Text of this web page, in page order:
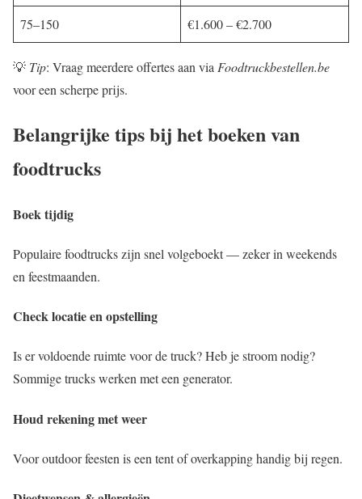
75–150 €1.600 – €2.700
💡 Tip: Vraag meerdere offertes aan viaFoodtruckbestellen.be
voor een scherpe prijs.
Belangrijke tips bij het boeken van
foodtrucks
Boek tijdig
Populaire foodtrucks zijn snel volgeboekt — zeker in weekends
en feestmaanden.
Check locatie en opstelling
Is er voldoende ruimte voor de truck? Heb je stroom nodig?
Sommige trucks werken met een generator.
Houd rekening met weer
Voor outdoor feesten is een tent of overkapping handig bij regen.